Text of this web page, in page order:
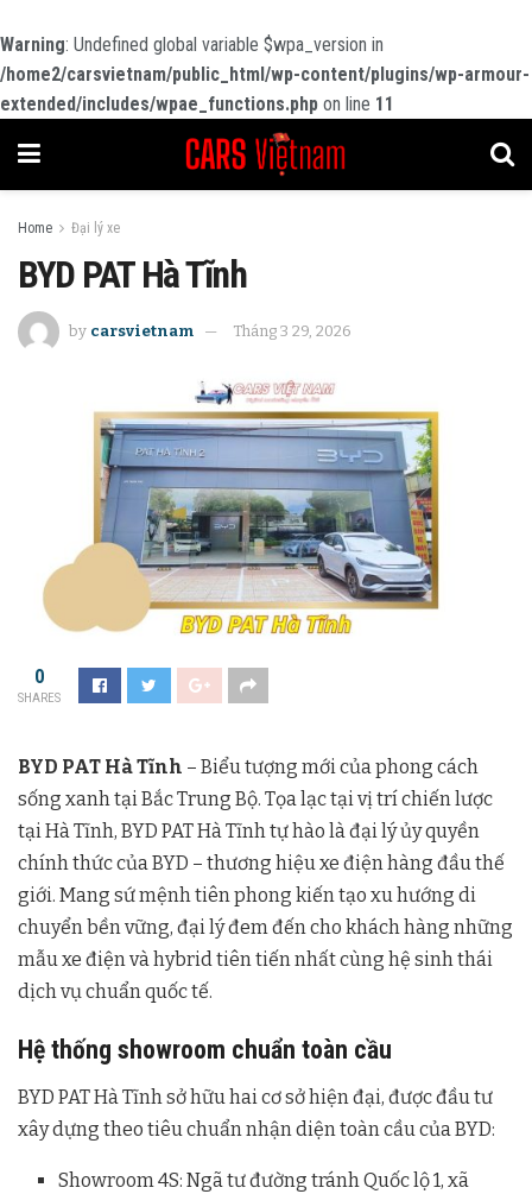
Warning: Undefined global variable $wpa_version in
/home2/carsvietnam/public_html/wp-content/plugins/wp-armour-
extended/includes/wpae_functions.php on line 11
Home Đại lý xe
BYD PAT Hà Tĩnh
by carsvietnam Tháng 3 29, 2026
0
SHARES
BYD PAT Hà Tĩnh – Biểu tượng mới của phong cách
sống xanh tại Bắc Trung Bộ. Tọa lạc tại vị trí chiến lược
tại Hà Tĩnh, BYD PAT Hà Tĩnh tự hào là đại lý ủy quyền
chính thức của BYD – thương hiệu xe điện hàng đầu thế
giới. Mang sứ mệnh tiên phong kiến tạo xu hướng di
chuyển bền vững, đại lý đem đến cho khách hàng những
mẫu xe điện và hybrid tiên tiến nhất cùng hệ sinh thái
dịch vụ chuẩn quốc tế.
Hệ thống showroom chuẩn toàn cầu
BYD PAT Hà Tĩnh sở hữu hai cơ sở hiện đại, được đầu tư
xây dựng theo tiêu chuẩn nhận diện toàn cầu của BYD:
Showroom 4S: Ngã tư đường tránh Quốc lộ 1, xã